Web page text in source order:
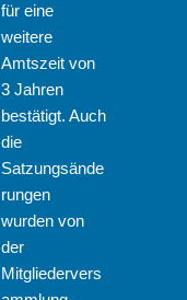
für eine
weitere
Amtszeit von
3 Jahren
bestätigt. Auch
die
Satzungsände
rungen
wurden von
der
Mitgliedervers